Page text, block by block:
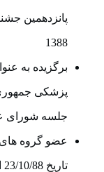
پانزدهمین
1388
برگزیده به
پزشکی
جلسه شورای
عضو گروه های